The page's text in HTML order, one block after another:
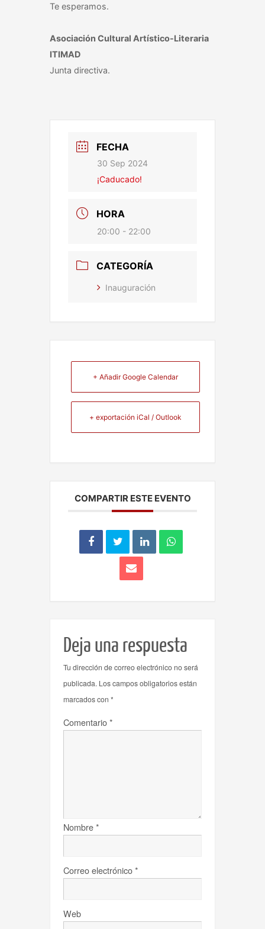
Te esperamos.
Asociación Cultural Artístico-Literaria
ITIMAD
Junta directiva.
FECHA
30 Sep 2024
¡Caducado!
HORA
20:00 - 22:00
CATEGORÍA
Inauguración
+ Añadir Google Calendar
+ exportación iCal / Outlook
COMPARTIR ESTE EVENTO
Deja una respuesta
Tu dirección de correo electrónico no será
publicada. Los campos obligatorios están
marcados con *
Comentario*
Nombre*
Correo electrónico*
Web